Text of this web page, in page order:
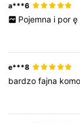
a***6
Pojemna i por ę
e***8
bardzofajna